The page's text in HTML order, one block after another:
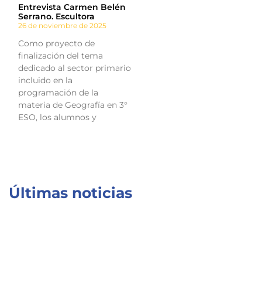
Entrevista Carmen Belén
Serrano. Escultora
26 de noviembre de 2025
Como proyecto de
finalización del tema
dedicado al sector primario
incluido en la
programación de la
materia de Geografía en 3°
ESO, los alumnos y
Últimas noticias